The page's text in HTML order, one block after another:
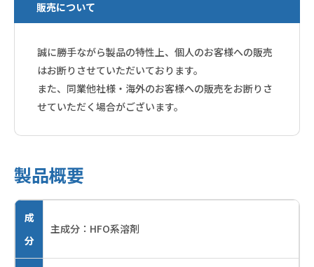
販売について
誠に勝手ながら製品の特性上、個人のお客様への販売
はお断りさせていただいております。
また、同業他社様・海外のお客様への販売をお断りさ
せていただく場合がございます。
製品概要
成
分
主成分：HFO系溶剤